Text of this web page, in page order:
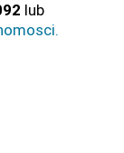
lub